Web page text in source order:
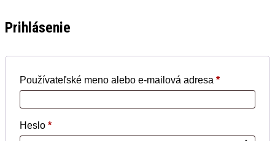
Prihlásenie
Používateľské meno alebo e-mailová adresa *Povinné
Heslo *Povinné